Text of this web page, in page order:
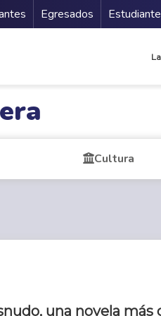
Egresados
Cultura
una novela más